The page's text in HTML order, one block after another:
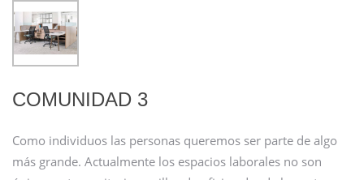
COMUNIDAD 3
Como individuos las personas queremos ser parte de algo
más grande. Actualmente los espacios laborales no son